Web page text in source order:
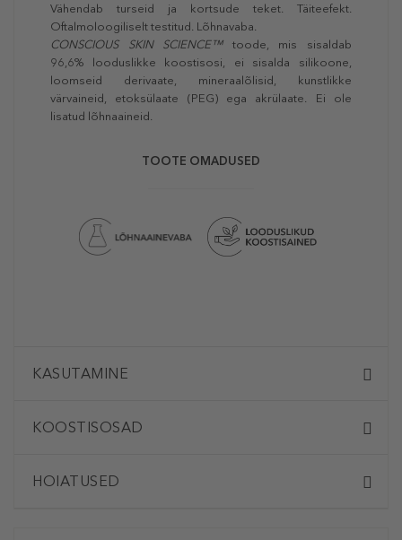
Vähendab turseid ja kortsude teket. Täiteefekt.
Oftalmoloogiliselt testitud. Lõhnavaba.
CONSCIOUS SKIN SCIENCE™toode, mis sisaldab
96,6% looduslikke koostisosi, ei sisalda silikoone,
loomseid derivaate, mineraalõlisid, kunstlikke
värvaineid, etoksülaate (PEG) ega akrülaate. Ei ole
lisatud lõhnaaineid.
TOOTE OMADUSED
KASUTAMINE
KOOSTISOSAD
HOIATUSED